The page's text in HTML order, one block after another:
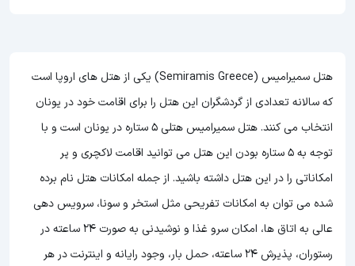
هتل سمیرامیس (Semiramis Greece) یکی از هتل های اروپا است
که سالانه تعدادی از گردشگران این هتل را برای اقامت خود در یونان
انتخاب می کنند. هتل سمیرامیس هتلی 5 ستاره در یونان است و با
توجه به 5 ستاره بودن این هتل
می توانید اقامت لاکچری و پر
امکاناتی را در این هتل داشته باشید. از جمله امکانات هتل نام برده
شده می توان به امکانات تفریحی مثل استخر و سونا، سرویس دهی
عالی به اتاق ها، امکان سرو غذا و نوشیدنی به صورت 24 ساعته در
رستوران، پذیرش 24 ساعته، حمل بار، وجود رایانه و اینترنت در هر